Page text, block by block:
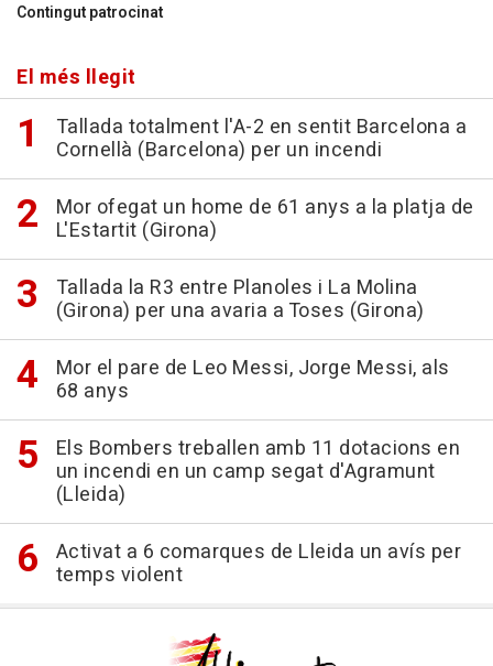
Contingut patrocinat
El més llegit
Tallada totalment l'A-2 en sentit Barcelona a
Cornellà (Barcelona) per un incendi
Mor ofegat un home de 61 anys a la platja de
L'Estartit (Girona)
Tallada la R3 entre Planoles i La Molina
(Girona) per una avaria a Toses (Girona)
Mor el pare de Leo Messi, Jorge Messi, als
68 anys
Els Bombers treballen amb 11 dotacions en
un incendi en un camp segat d'Agramunt
(Lleida)
Activat a 6 comarques de Lleida un avís per
temps violent